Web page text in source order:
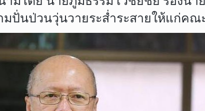
ปั่นป่วนวุ่นวายระส่ำระสายให้แก่คณ